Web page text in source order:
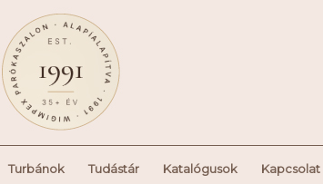
Turbánok Tudástár Katalógusok Kapcsolat